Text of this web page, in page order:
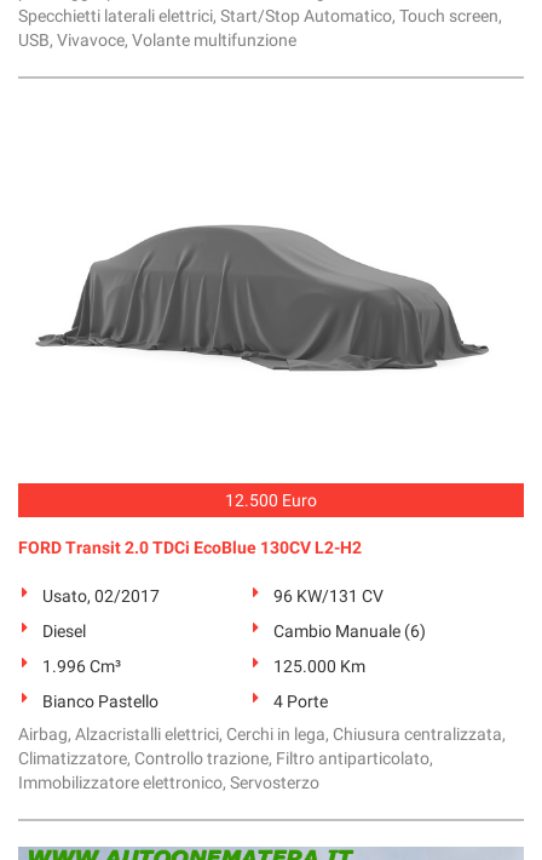
Specchietti laterali elettrici, Start/Stop Automatico, Touch screen,
USB, Vivavoce, Volante multifunzione
12.500 Euro
FORD Transit 2.0 TDCi EcoBlue 130CV L2-H2
Usato, 02/2017
96 KW/131 CV
Diesel
Cambio Manuale (6)
1.996 Cm³
125.000 Km
Bianco Pastello
4 Porte
Airbag, Alzacristalli elettrici, Cerchi in lega, Chiusura centralizzata,
Climatizzatore, Controllo trazione, Filtro antiparticolato,
Immobilizzatore elettronico, Servosterzo